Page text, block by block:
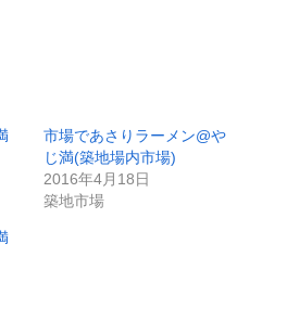
市場であさりラーメン@や
じ満(築地場内市場)
2016年4月18日
築地市場